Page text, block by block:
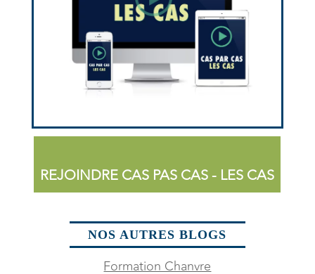
REJOINDRE CAS PAS CAS - LES CAS
NOS AUTRES BLOGS
Formation Chanvre